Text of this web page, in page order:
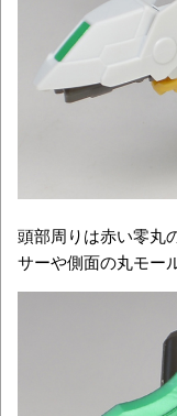
頭部周りは赤い零丸
サーや側面の丸モー